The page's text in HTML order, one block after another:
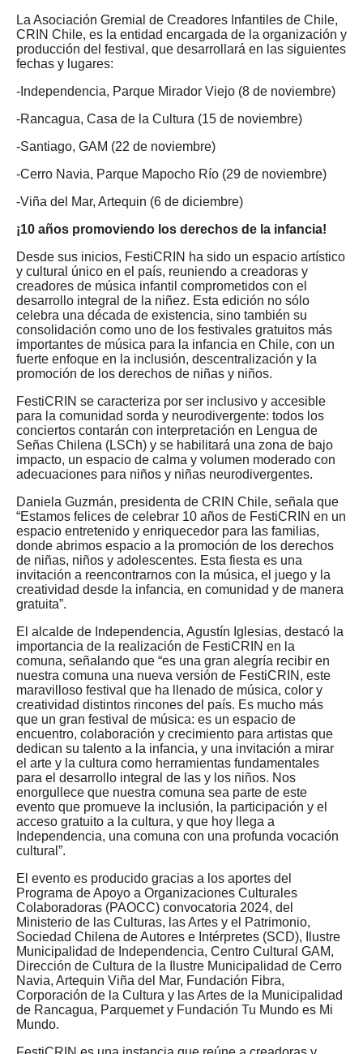
La Asociación Gremial de Creadores Infantiles de Chile,
CRIN Chile, es la entidad encargada de la organización y
producción del festival, que desarrollará en las siguientes
fechas y lugares:
-Independencia, Parque Mirador Viejo (8 de noviembre)
-Rancagua, Casa de la Cultura (15 de noviembre)
-Santiago, GAM (22 de noviembre)
-Cerro Navia, Parque Mapocho Río (29 de noviembre)
-Viña del Mar, Artequin (6 de diciembre)
¡10 años promoviendo los derechos de la infancia!
Desde sus inicios, FestiCRIN ha sido un espacio artístico
y cultural único en el país, reuniendo a creadoras y
creadores de música infantil comprometidos con el
desarrollo integral de la niñez. Esta edición no sólo
celebra una década de existencia, sino también su
consolidación como uno de los festivales gratuitos más
importantes de música para la infancia en Chile, con un
fuerte enfoque en la inclusión, descentralización y la
promoción de los derechos de niñas y niños.
FestiCRIN se caracteriza por ser inclusivo y accesible
para la comunidad sorda y neurodivergente: todos los
conciertos contarán con interpretación en Lengua de
Señas Chilena (LSCh) y se habilitará una zona de bajo
impacto, un espacio de calma y volumen moderado con
adecuaciones para niños y niñas neurodivergentes.
Daniela Guzmán, presidenta de CRIN Chile, señala que
“Estamos felices de celebrar 10 años de FestiCRIN en un
espacio entretenido y enriquecedor para las familias,
donde abrimos espacio a la promoción de los derechos
de niñas, niños y adolescentes. Esta fiesta es una
invitación a reencontrarnos con la música, el juego y la
creatividad desde la infancia, en comunidad y de manera
gratuita”.
El alcalde de Independencia, Agustín Iglesias, destacó la
importancia de la realización de FestiCRIN en la
comuna, señalando que “es una gran alegría recibir en
nuestra comuna una nueva versión de FestiCRIN, este
maravilloso festival que ha llenado de música, color y
creatividad distintos rincones del país. Es mucho más
que un gran festival de música: es un espacio de
encuentro, colaboración y crecimiento para artistas que
dedican su talento a la infancia, y una invitación a mirar
el arte y la cultura como herramientas fundamentales
para el desarrollo integral de las y los niños. Nos
enorgullece que nuestra comuna sea parte de este
evento que promueve la inclusión, la participación y el
acceso gratuito a la cultura, y que hoy llega a
Independencia, una comuna con una profunda vocación
cultural”.
El evento es producido gracias a los aportes del
Programa de Apoyo a Organizaciones Culturales
Colaboradoras (PAOCC) convocatoria 2024, del
Ministerio de las Culturas, las Artes y el Patrimonio,
Sociedad Chilena de Autores e Intérpretes (SCD), Ilustre
Municipalidad de Independencia, Centro Cultural GAM,
Dirección de Cultura de la Ilustre Municipalidad de Cerro
Navia, Artequin Viña del Mar, Fundación Fibra,
Corporación de la Cultura y las Artes de la Municipalidad
de Rancagua, Parquemet y Fundación Tu Mundo es Mi
Mundo.